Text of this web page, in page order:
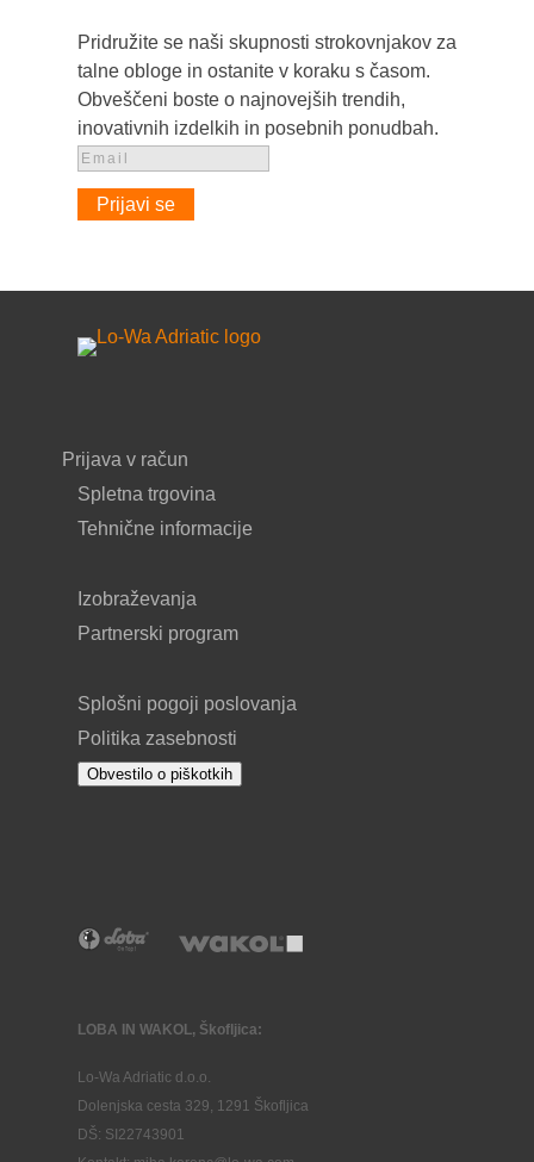
Pridružite se naši skupnosti strokovnjakov za
talne obloge in ostanite v koraku s časom.
Obveščeni boste o najnovejših trendih,
inovativnih izdelkih in posebnih ponudbah.
Prijavi se
Prijava v račun
Spletna trgovina
Tehnične informacije
Izobraževanja
Partnerski program
Splošni pogoji poslovanja
Politika zasebnosti
Obvestilo o piškotkih
LOBA IN WAKOL, Škofljica:
Lo-Wa Adriatic d.o.o.
Dolenjska cesta 329, 1291 Škofljica
DŠ: SI22743901